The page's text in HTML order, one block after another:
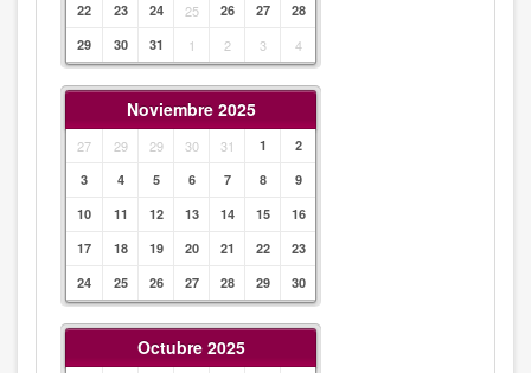
22
23 24 25 26 27
28
29
30 31 1 2 3 4
Noviembre 2025
27 29 29 30 31 1
2
3
4 5 6 7 8
9
10
11 12 13 14 15
16
17
18 19 20 21 22
23
24
25 26 27 28 29 30
Octubre 2025